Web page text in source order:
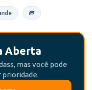
Aberta
mas você pode
prioridade.